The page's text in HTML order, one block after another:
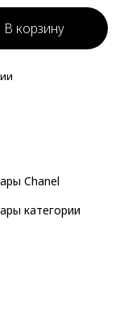
В корзину
Chanel
категории